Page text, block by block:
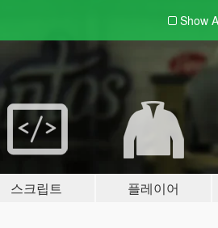
Show
스크립트 플레이어